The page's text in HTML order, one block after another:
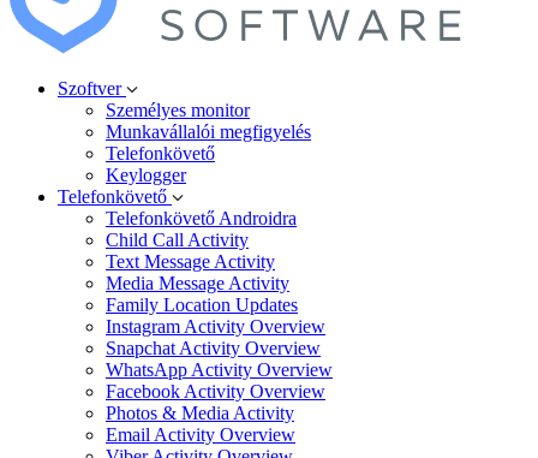
Szoftver
Személyes monitor
Munkavállalói megfigyelés
Telefonkövető
Keylogger
Telefonkövető
Telefonkövető Androidra
Child Call Activity
Text Message Activity
Media Message Activity
Family Location Updates
Instagram Activity Overview
Snapchat Activity Overview
WhatsApp Activity Overview
Facebook Activity Overview
Photos & Media Activity
Email Activity Overview